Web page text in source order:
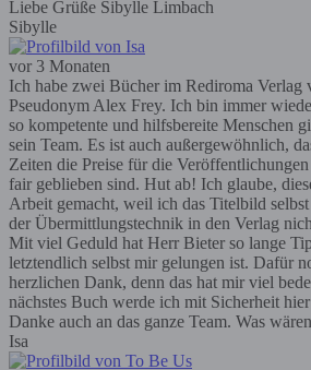
Liebe Grüße Sibylle Limbach
Sibylle
vor 3 Monaten
Ich habe zwei Bücher im Rediroma Verlag
Pseudonym Alex Frey. Ich bin immer
so kompetente und hilfsbereite Menschen
sein Team. Es ist auch außergewöhnlich,
Zeiten die Preise für die
fair geblieben sind. Hut ab! Ich glaube,
Arbeit gemacht, weil ich das Titelbild
der Übermittlungstechnik in den Verlag
Mit viel Geduld hat Herr Bieter so lange
letztendlich selbst mir gelungen ist. Dafür
herzlichen Dank, denn das hat mir viel
nächstes Buch werde ich mit Sicherheit
Danke auch an das ganze Team. Was
Isa